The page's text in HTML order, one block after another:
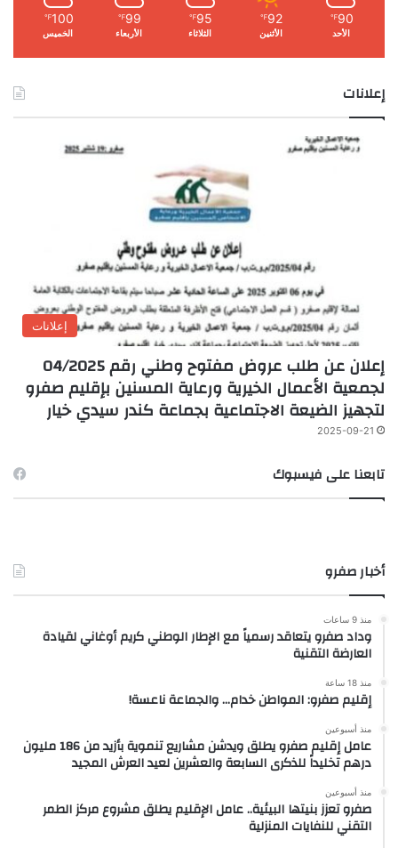
90
℉
الأحد
92
℉
الأثنين
95
℉
الثلاثاء
99
℉
الأربعاء
100
℉
الخميس
إعلانات
إعلانات
إعلان عن طلب عروض مفتوح وطني رقم 04/2025
لجمعية الأعمال الخيرية ورعاية المسنين بإقليم صفرو
لتجهيز الضيعة الاجتماعية بجماعة كندر سيدي خيار
2025-09-21
تابعنا على فيسبوك
أخبار صفرو
منذ 9 ساعات
وداد صفرو يتعاقد رسمياً مع الإطار الوطني كريم أوغاني لقيادة
العارضة التقنية
منذ 18 ساعة
إقليم صفرو: المواطن خدام… والجماعة ناعسة!
منذ أسبوعين
عامل إقليم صفرو يطلق ويدشن مشاريع تنموية بأزيد من 186 مليون
درهم تخليداً للذكرى السابعة والعشرين لعيد العرش المجيد
منذ أسبوعين
صفرو تعزز بنيتها البيئية.. عامل الإقليم يطلق مشروع مركز الطمر
التقني للنفايات المنزلية